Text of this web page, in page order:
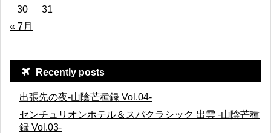
30
31
« 7月
Recently posts
出張先の夜-山陰芒種録 Vol.04-
センチュリオンホテル＆スパクラシック 出雲 -山陰芒種
録 Vol.03-